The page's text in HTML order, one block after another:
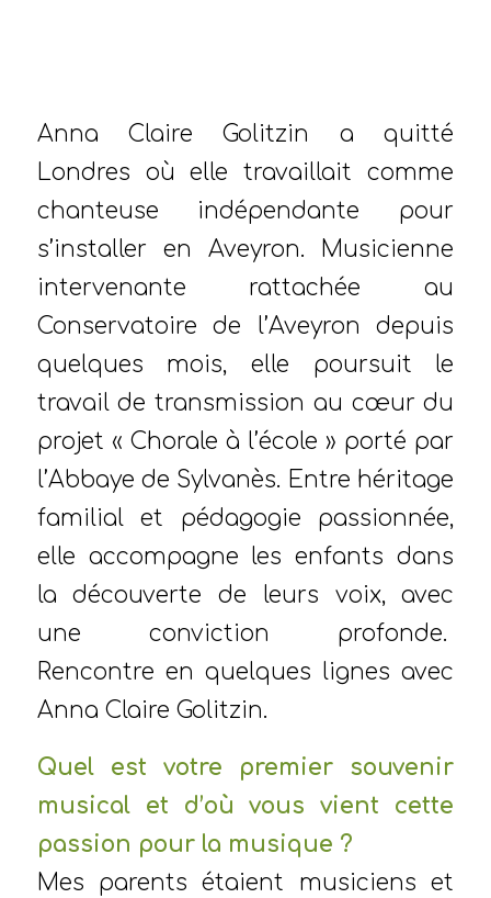
Anna Claire Golitzin a quitté
Londres où elle travaillait comme
chanteuse indépendante pour
s’installer en Aveyron. Musicienne
intervenante rattachée au
Conservatoire de l’Aveyron depuis
quelques mois, elle poursuit le
travail de transmission au cœur du
projet « Chorale à l’école » porté par
l’Abbaye de Sylvanès. Entre héritage
familial et pédagogie passionnée,
elle accompagne les enfants dans
la découverte de leurs voix, avec
une conviction profonde.
Rencontre en quelques lignes avec
Anna Claire Golitzin.
Quel est votre premier souvenir
musical et d’où vous vient cette
passion pour la musique ?
Mes parents étaient musiciens et